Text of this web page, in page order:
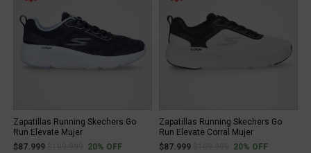
Zapatillas Running Skechers Go
Run Elevate Mujer
$87.999
Price reduced from
to20% OFF
Zapatillas Running Skechers Go
Run Elevate Corral Mujer
$87.999
Price reduced from
to20% OFF